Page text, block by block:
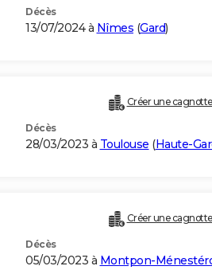
Décès
13/07/2024 à Nîmes (Gard)
Créer une
Décès
28/03/2023 à Toulouse (Haute-
Créer une
Décès
05/03/2023 à Montpon-